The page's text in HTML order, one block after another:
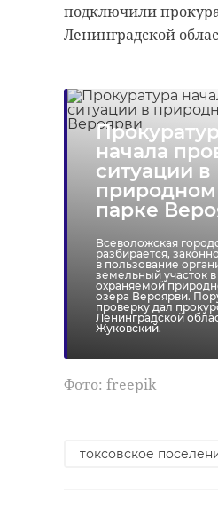
подключили
Ленинградской
начала
ситуации в
природном
парке
Всеволожская
разбирается,
в пользование
земельный участок
охраняемой
озера Вероярви.
проверку дал
Ленинградской
Жуковский.
Фото: freepik
токсовское